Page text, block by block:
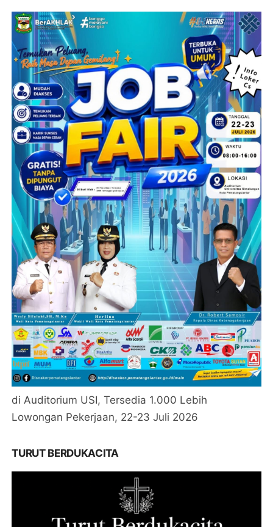
di Auditorium USI, Tersedia 1.000 Lebih
Lowongan Pekerjaan, 22-23 Juli 2026
TURUT BERDUKACITA